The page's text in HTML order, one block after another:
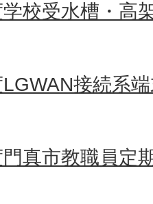
校受水槽・高
接続系
真市教職員定